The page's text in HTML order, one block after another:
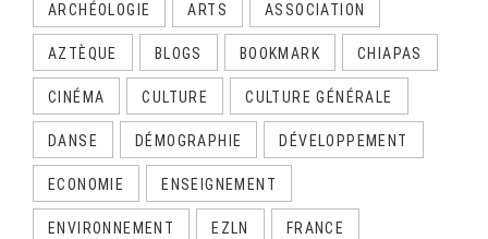
ARCHÉOLOGIE ARTS ASSOCIATION
AZTÈQUE BLOGS BOOKMARK CHIAPAS
CINÉMA CULTURE CULTURE GÉNÉRALE
DANSE DÉMOGRAPHIE DÉVELOPPEMENT
ECONOMIE ENSEIGNEMENT
ENVIRONNEMENT EZLN FRANCE